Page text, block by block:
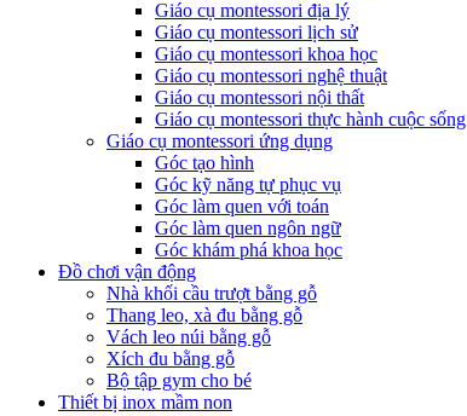
Giáo cụ montessori địa lý
Giáo cụ montessori lịch sử
Giáo cụ montessori khoa học
Giáo cụ montessori nghệ thuật
Giáo cụ montessori nội thất
Giáo cụ montessori thực hành cuộc sống
Giáo cụ montessori ứng dụng
Góc tạo hình
Góc kỹ năng tự phục vụ
Góc làm quen với toán
Góc làm quen ngôn ngữ
Góc khám phá khoa học
Đồ chơi vận động
Nhà khối cầu trượt bằng gỗ
Thang leo, xà đu bằng gỗ
Vách leo núi bằng gỗ
Xích đu bằng gỗ
Bộ tập gym cho bé
Thiết bị inox mầm non